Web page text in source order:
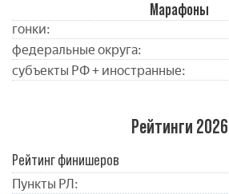
Марафоны
гонки:
федеральные округа:
субъекты РФ + иностранные:
Рейтинги 2026
Рейтинг финишеров
Пункты РЛ: